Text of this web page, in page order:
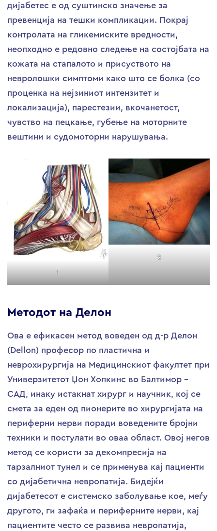
дијабетес е од суштинско значење за
превенција на тешки компликации. Покрај
контролата на гликемиските вредности,
неопходно е редовно следење на состојбата на
кожата на стапалото и присуството на
невролошки симптоми како што се болка (со
проценка на нејзиниот интензитет и
локализација), парестезии, вкочанетост,
чувство на пецкање, губење на моторните
вештини и судомоторни нарушувања.
1
2
Методот на Делон
Ова е ефикасен метод воведен од д-р Делон
(Dellon) професор по пластична и
неврохирургија на Медицинскиот факултет при
Универзитетот Џон Хопкинс во Балтимор –
САД, инаку истакнат хирург и научник, кој се
смета за еден од пионерите во хирургијата на
периферни нерви поради воведените бројни
техники и постулати во оваа област. Овој негов
метод се користи за декомпресија на
тарзалниот тунел и се применува кај пациенти
со дијабетична невропатија. Бидејќи
дијабетесот е системско заболување кое, меѓу
другото, ги зафаќа и периферните нерви, кај
пациентите често се развива невропатија,